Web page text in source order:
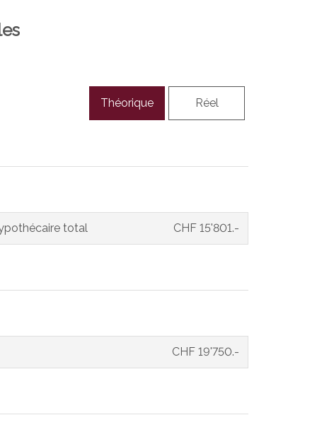
Théorique Réel
total CHF 15'801.-
CHF 19'750.-